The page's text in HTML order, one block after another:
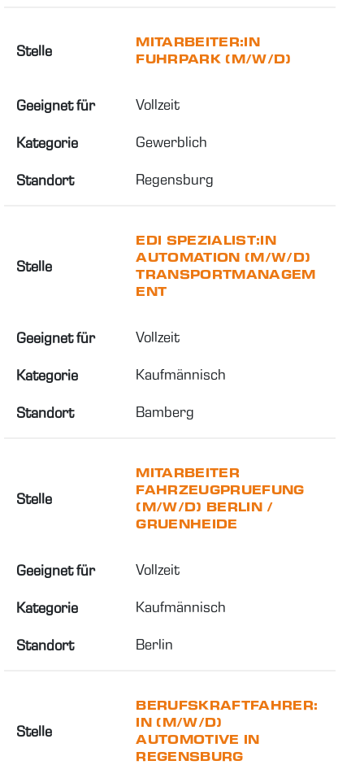
Stelle
MITARBEITER:IN
FUHRPARK (M/W/D)
Geeignet für Vollzeit
Kategorie Gewerblich
Standort Regensburg
Stelle
EDI SPEZIALIST:IN
AUTOMATION (M/W/D)
TRANSPORTMANAGEM
ENT
Geeignet für Vollzeit
Kategorie Kaufmännisch
Standort Bamberg
Stelle
MITARBEITER
FAHRZEUGPRUEFUNG
(M/W/D) BERLIN /
GRUENHEIDE
Geeignet für Vollzeit
Kategorie Kaufmännisch
Standort Berlin
Stelle
BERUFSKRAFTFAHRER:
IN (M/W/D)
AUTOMOTIVE IN
REGENSBURG